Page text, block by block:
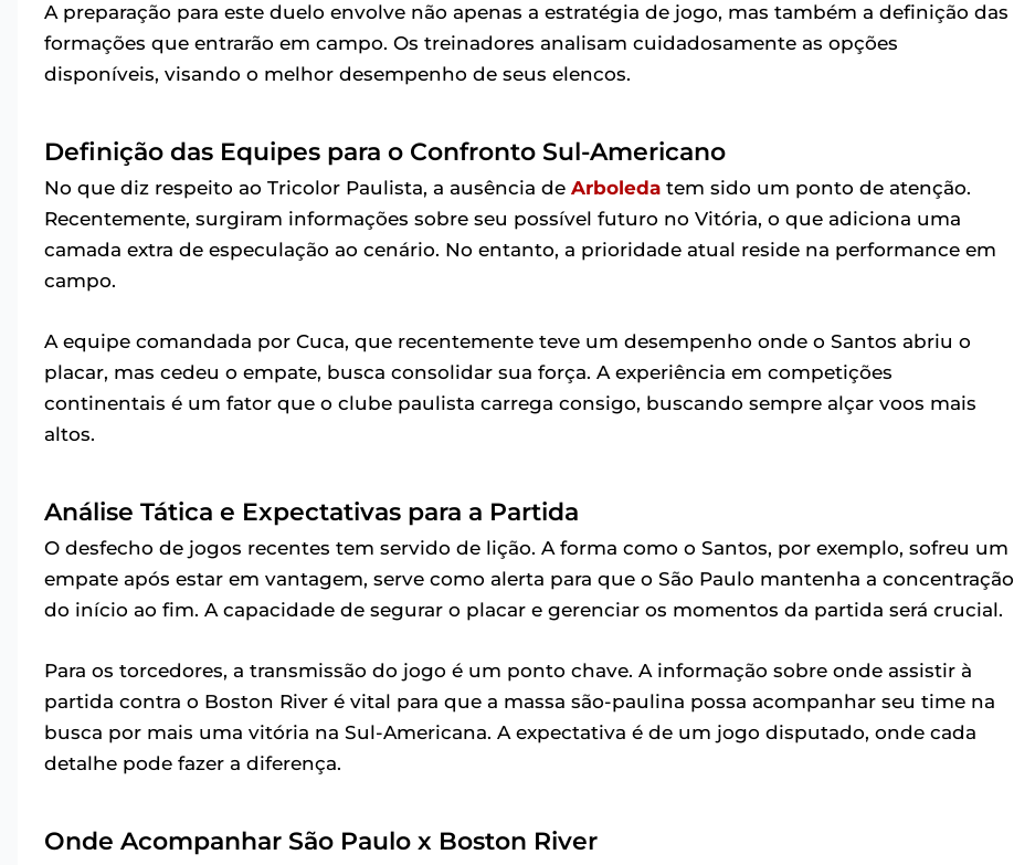
A preparação para este duelo envolve não apenas a estratégia de jogo, mas também a definição das
formações que entrarão em campo. Os treinadores analisam cuidadosamente as opções
disponíveis, visando o melhor desempenho de seus elencos.
Definição das Equipes para o Confronto Sul-Americano
No que diz respeito ao Tricolor Paulista, a ausência de Arboleda tem sido um ponto de atenção.
Recentemente, surgiram informações sobre seu possível futuro no Vitória, o que adiciona uma
camada extra de especulação ao cenário. No entanto, a prioridade atual reside na performance em
campo.
A equipe comandada por Cuca, que recentemente teve um desempenho onde o Santos abriu o
placar, mas cedeu o empate, busca consolidar sua força. A experiência em competições
continentais é um fator que o clube paulista carrega consigo, buscando sempre alçar voos mais
altos.
Análise Tática e Expectativas para a Partida
O desfecho de jogos recentes tem servido de lição. A forma como o Santos, por exemplo, sofreu um
empate após estar em vantagem, serve como alerta para que o São Paulo mantenha a concentração
do início ao fim. A capacidade de segurar o placar e gerenciar os momentos da partida será crucial.
Para os torcedores, a transmissão do jogo é um ponto chave. A informação sobre onde assistir à
partida contra o Boston River é vital para que a massa são-paulina possa acompanhar seu time na
busca por mais uma vitória na Sul-Americana. A expectativa é de um jogo disputado, onde cada
detalhe pode fazer a diferença.
Onde Acompanhar São Paulo x Boston River